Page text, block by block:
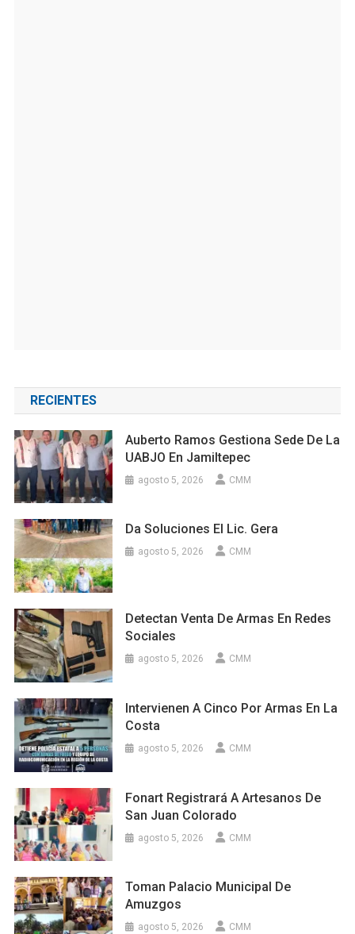
RECIENTES
Auberto Ramos Gestiona Sede De La
UABJO En Jamiltepec
agosto 5, 2026 CMM
Da Soluciones El Lic. Gera
agosto 5, 2026 CMM
Detectan Venta De Armas En Redes
Sociales
agosto 5, 2026 CMM
Intervienen A Cinco Por Armas En La
Costa
agosto 5, 2026 CMM
Fonart Registrará A Artesanos De
San Juan Colorado
agosto 5, 2026 CMM
Toman Palacio Municipal De
Amuzgos
agosto 5, 2026 CMM